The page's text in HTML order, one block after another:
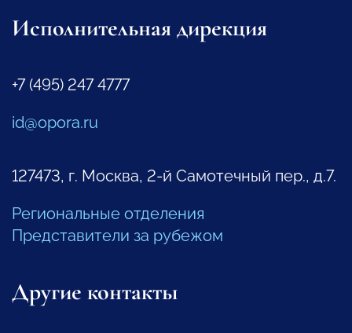
Исполнительная дирекция
+7 (495) 247 4777
id@opora.ru
127473, г. Москва, 2-й Самотечный пер., д.7.
Региональные отделения
Представители за рубежом
Другие контакты